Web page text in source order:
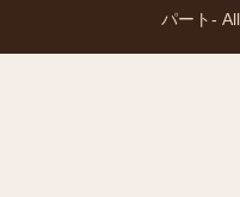
パート-